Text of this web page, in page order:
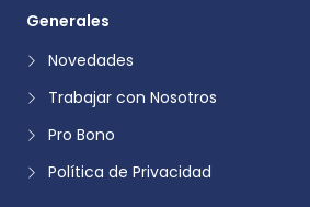
Generales
Novedades
Trabajar con Nosotros
Pro Bono
Política de Privacidad